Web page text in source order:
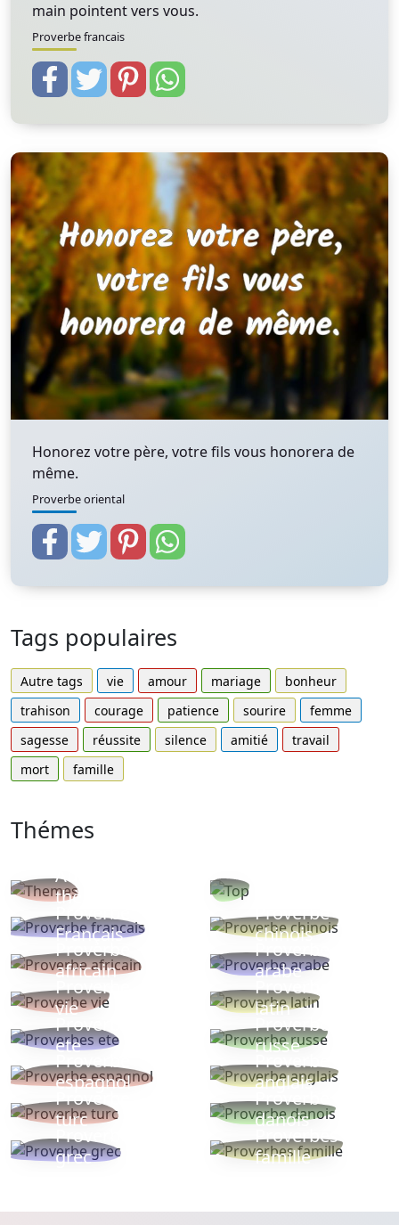
main pointent vers vous.
Proverbe francais
Honorez votre père, votre fils vous honorera de
même.
Proverbe oriental
Tags populaires
Autre tags vie amour mariage
bonheur
trahison
courage patience sourire
femme
sagesse
réussite silence amitié
travail
mort
famille
Thémes
Autres
thèmes
Proverbe
Français
Proverbe
chinois
Proverbe
africain
Proverbe
arabe
Proverbe
vie
Proverbe
latin
Proverbes
ete
Proverbe
russe
Proverbe
espagnol
Proverbe
anglais
Proverbe
turc
Proverbe
danois
Proverbe
grec
Proverbes
famille